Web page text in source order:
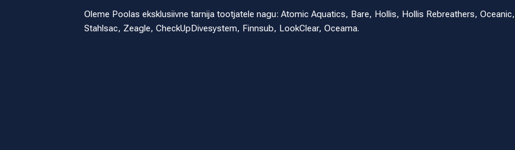
Oleme Poolas eksklusiivne tarnija tootjatele nagu: Atomic Aquatics, Bare, Hollis, Hollis Rebreathers, Oceanic,
Stahlsac, Zeagle, CheckUpDivesystem, Finnsub, LookClear, Oceama.